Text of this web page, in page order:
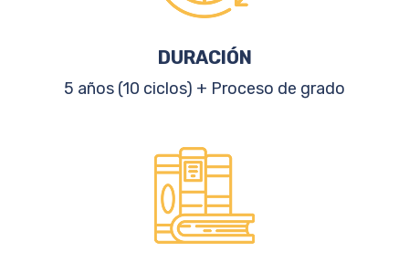
DURACIÓN
5 años (10 ciclos) + Proceso de grado